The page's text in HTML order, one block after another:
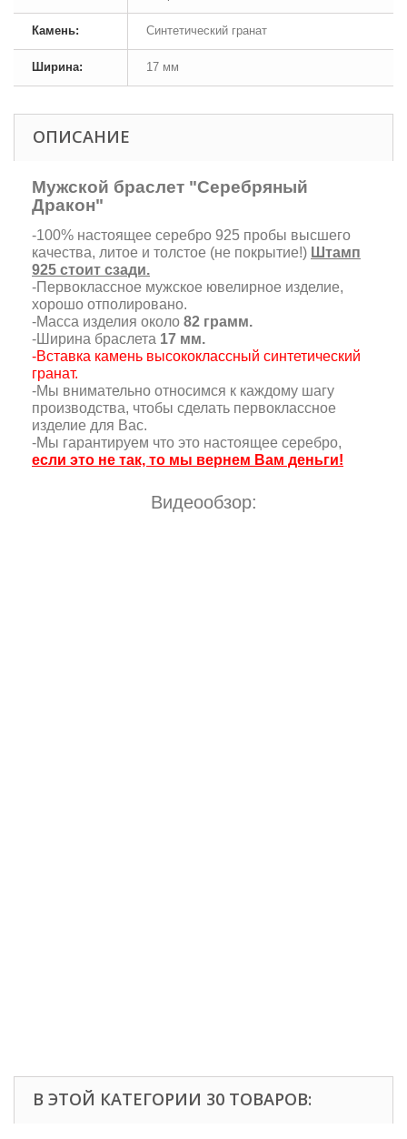
Камень: Синтетический гранат
Ширина: 17 мм
ОПИСАНИЕ
Мужской браслет "Серебряный
Дракон"
-100% настоящее серебро 925 пробы высшего
качества, литое и толстое (не покрытие!) Штамп
925 стоит сзади.
-Первоклассное мужское ювелирное изделие,
хорошо отполировано.
-Масса изделия около 82 грамм.
-Ширина браслета 17 мм.
-Вставка камень высококлассный синтетический
гранат.
-Мы внимательно относимся к каждому шагу
производства, чтобы сделать первоклассное
изделие для Вас.
-Мы гарантируем что это настоящее серебро,
если это не так, то мы вернем Вам деньги!
Видеообзор:
В ЭТОЙ КАТЕГОРИИ 30 ТОВАРОВ: